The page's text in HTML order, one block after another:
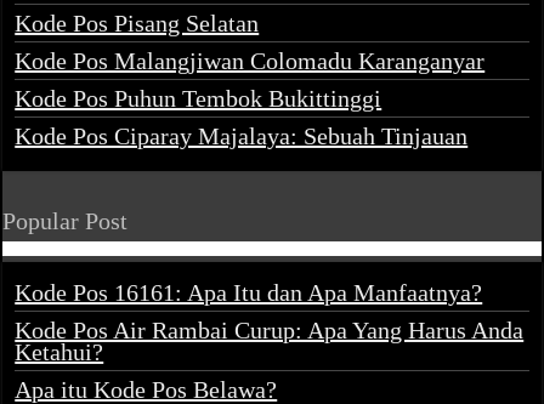
Kode Pos Pisang Selatan
Kode Pos Malangjiwan Colomadu Karanganyar
Kode Pos Puhun Tembok Bukittinggi
Kode Pos Ciparay Majalaya: Sebuah Tinjauan
Popular Post
Kode Pos 16161: Apa Itu dan Apa Manfaatnya?
Kode Pos Air Rambai Curup: Apa Yang Harus Anda
Ketahui?
Apa itu Kode Pos Belawa?